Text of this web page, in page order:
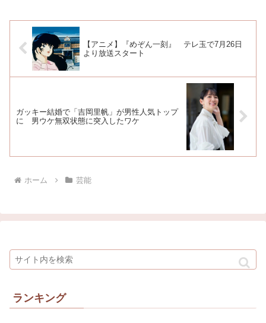
【アニメ】『めぞん一刻』 テレ玉で7月26日
より放送スタート
ガッキー結婚で「吉岡里帆」が男性人気トップ
に 男ウケ無双状態に突入したワケ
ホーム 芸能
ランキング